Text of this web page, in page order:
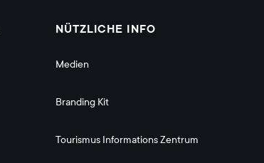
NÜTZLICHE INFO
Medien
Branding Kit
Tourismus Informations Zentrum